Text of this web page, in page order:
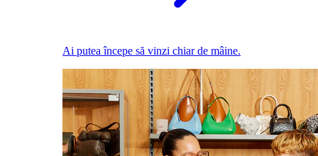
Ai putea începe să vinzi chiar de mâine.